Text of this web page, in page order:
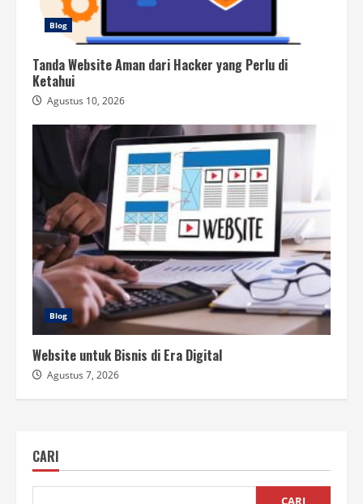
Blog
Tanda Website Aman dari Hacker yang Perlu di
Ketahui
Agustus 10, 2026
Blog
Website untuk Bisnis di Era Digital
Agustus 7, 2026
CARI
CARI